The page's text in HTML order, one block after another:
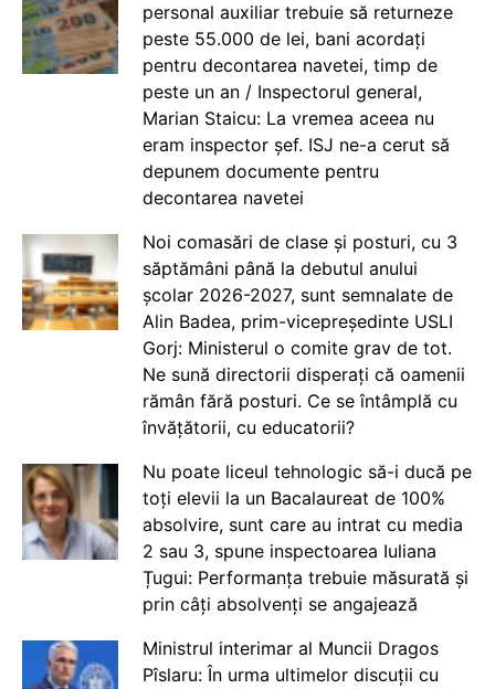
personal auxiliar trebuie să returneze
peste 55.000 de lei, bani acordați
pentru decontarea navetei, timp de
peste un an / Inspectorul general,
Marian Staicu: La vremea aceea nu
eram inspector șef. ISJ ne-a cerut să
depunem documente pentru
decontarea navetei
Noi comasări de clase și posturi, cu 3
săptămâni până la debutul anului
școlar 2026-2027, sunt semnalate de
Alin Badea, prim-vicepreședinte USLI
Gorj: Ministerul o comite grav de tot.
Ne sună directorii disperați că oamenii
rămân fără posturi. Ce se întâmplă cu
învățătorii, cu educatorii?
Nu poate liceul tehnologic să-i ducă pe
toți elevii la un Bacalaureat de 100%
absolvire, sunt care au intrat cu media
2 sau 3, spune inspectoarea Iuliana
Țugui: Performanța trebuie măsurată și
prin câți absolvenți se angajează
Ministrul interimar al Muncii Dragos
Pîslaru: În urma ultimelor discuții cu